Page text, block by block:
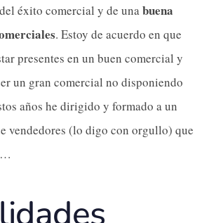
éxito comercial y de unabuena
. Estoy de acuerdo en que
presentes en un buen comercial y
un gran comercial no disponiendo
años he dirigido y formado a un
vendedores (lo digo con orgullo) que